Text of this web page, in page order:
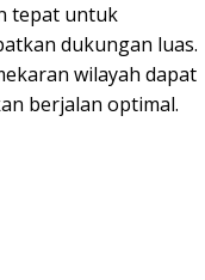
tepat untuk
dukungan luas.
wilayah dapat
berjalan optimal.